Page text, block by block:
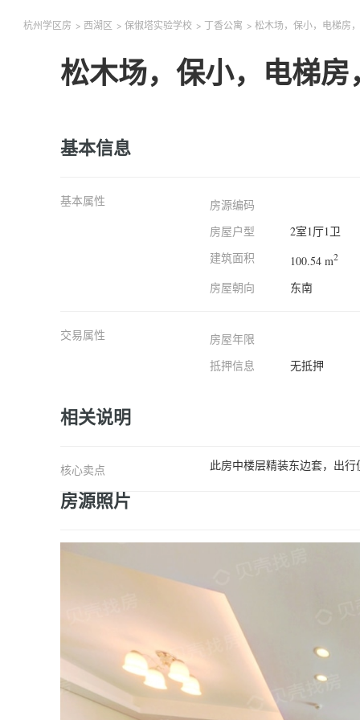
杭州学区房 > 西湖区 >保俶塔实验学校 > 丁香公寓 >松木场，保小，电梯房
松木场，保小，电梯
基本信息
基本属性
房源编码
房屋户型
2室1厅1卫
建筑面积
100.54 m2
房屋朝向 东南
交易属性
房屋年限
抵押信息
无抵押
相关说明
核心卖点 此房中楼层精装东边套，出
房源照片